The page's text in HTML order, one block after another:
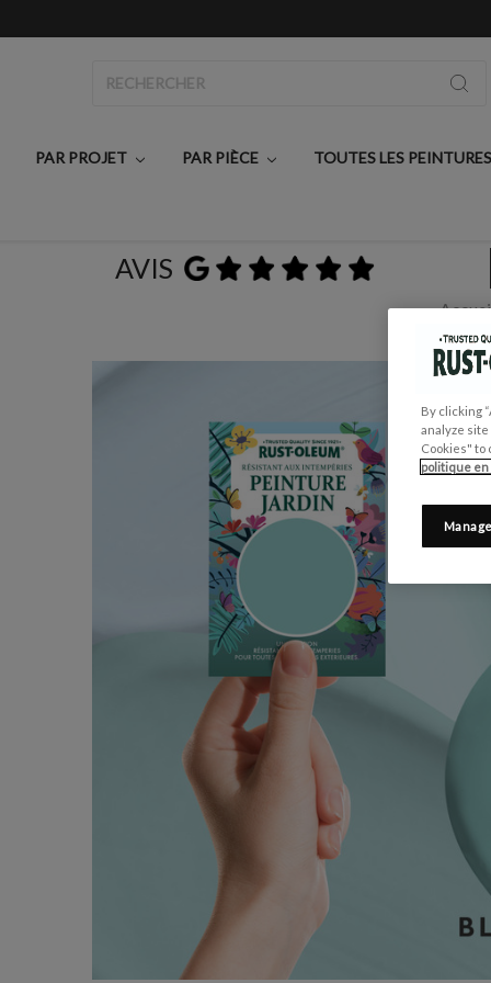
PAR PROJET PAR PIÈCE TOUTES LES PEINTURES
AVIS
By clicking
analyze
Cookies" to
politique